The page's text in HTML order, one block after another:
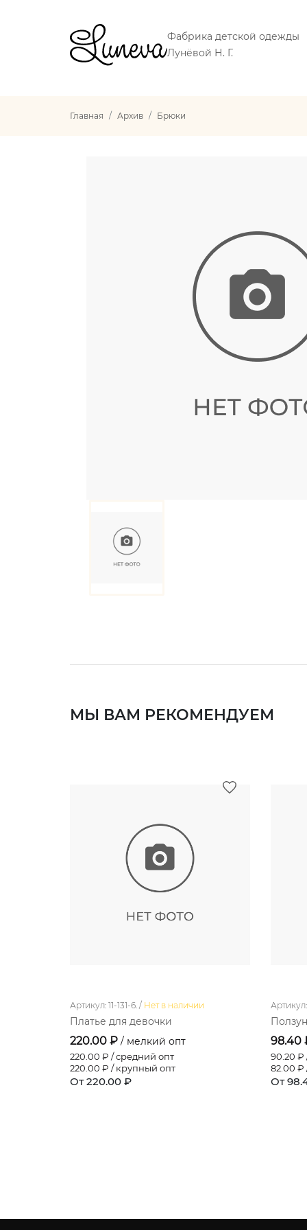
Фабрика детской одежды
Лунёвой Н. Г.
Главная Архив Брюки
МЫ ВАМ РЕКОМЕНДУЕМ
Артикул: 11-131-6. / Нет в наличии
Платье для девочки
220.00 ₽ / мелкий опт
220.00 ₽ / средний опт
220.00 ₽ / крупный опт
От 220.00 ₽
98.40
90.20 ₽
82.00 ₽
От